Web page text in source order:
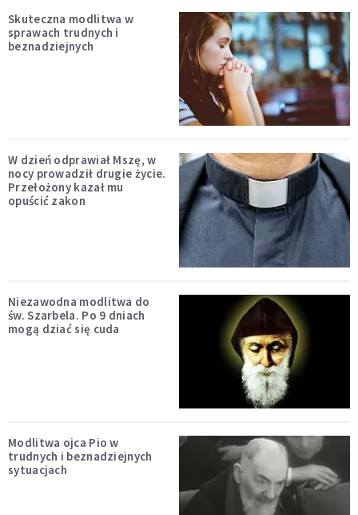
Skuteczna modlitwa w
sprawach trudnych i
beznadziejnych
W dzień odprawiał Mszę, w
nocy prowadził drugie życie.
Przełożony kazał mu
opuścić zakon
Niezawodna modlitwa do
św. Szarbela. Po 9 dniach
mogą dziać się cuda
Modlitwa ojca Pio w
trudnych i beznadziejnych
sytuacjach